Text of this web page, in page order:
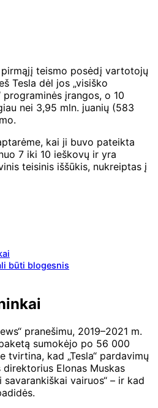
pirmąjį teismo posėdį vartotojų
Tesla dėl jos „visiško
įrangos, o 10
nei 3,95 mln. juanių (583
kai ji buvo pateikta
7 iki 10 ieškovų ir yra
teisinis iššūkis, nukreiptas į
būti blogesnis
pranešimu, 2019–2021 m.
sumokėjo po 56 000
tvirtina, kad „Tesla“ pardavimų
Elonas Muskas
vairuos“ – ir kad